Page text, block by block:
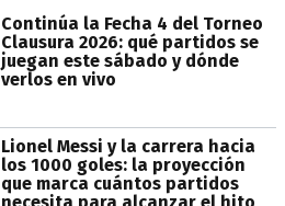
Continúa la Fecha 4 del Torneo
Clausura 2026: qué partidos se
juegan este sábado y dónde
verlos en vivo
Lionel Messi y la carrera hacia
los 1000 goles: la proyección
que marca cuántos partidos